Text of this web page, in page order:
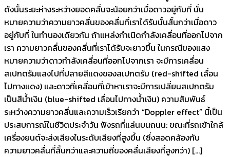
ดังนั้นระยะห่างระหว่างยอดคลื่นจะน้อยกว่าเมื่อดาวอยู่กับที่ นั่น
หมายความว่าความยาวคลื่นของคลื่นที่เราได้รับนั้นสั้นกว่าเมื่อดาว
อยู่กับที่ ในทำนองเดียวกัน ถ้าแหล่งกำเนิดกำลังเคลื่อนที่ออกไปจาก
เรา ความยาวคลื่นของคลื่นที่เราได้รับจะยาวขึ้น ในกรณีของแสง
หมายความว่าดาวกำลังเคลื่อนที่ออกไปจากเรา จะมีการเคลื่อน
สเปกตรัมแสงไปที่ปลายสีแดงของสเปกตรัม (red-shifted เลื่อน
ไปทางแดง) และดาวที่เคลื่อนที่เข้าหาเราจะมีการเปลี่ยนสเปกตรัม
เป็นสีน้ำเงิน (blue-shifted เลื่อนไปทางน้ำเงิน) ความสัมพันธ์
ระหว่างความยาวคลื่นและความเร็วเรียกว่า “Doppler effect” นี้เป็น
ประสบการณ์ในชีวิตประจำวัน ฟังรถที่แล่นบนถนน: ขณะที่รถเข้าใกล้
เครื่องยนต์จะส่งเสียงในระดับเสียงที่สูงขึ้น (ซึ่งสอดคล้องกับ
ความยาวคลื่นที่สั้นกว่าและความถี่ของคลื่นเสียงที่สูงกว่า) […]